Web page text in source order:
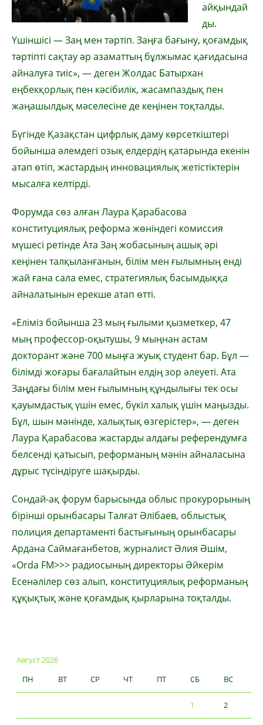
айқындай
ды.
Үшіншісі — Заң мен тәртіп. Заңға бағыну, қоғамдық
тәртіпті сақтау әр азаматтың бұлжымас қағидасына
айналуға тиіс», — деген Жолдас Батырхан
еңбекқорлық пен кәсібилік, жасампаздық пен
жаңашылдық мәселесіне де кеңінен тоқталды.
Бүгінде Қазақстан цифрлық даму көрсеткіштері
бойынша әлемдегі озық елдердің қатарында екенін
атап өтіп, жастардың инновациялық жетістіктерін
мысалға келтірді.
Форумда сөз алған Лаура Қарабасова
конституциялық реформа жөніндегі комиссия
мүшесі ретінде Ата Заң жобасының ашық әрі
кеңінен талқыланғанын, білім мен ғылымның енді
жай ғана сала емес, стратегиялық басымдыққа
айналатынын ерекше атап өтті.
«Еліміз бойынша 23 мың ғылыми қызметкер, 47
мың профессор-оқытушы, 9 мыңнан астам
докторант және 700 мыңға жуық студент бар. Бұл —
білімді жоғары бағалайтын елдің зор әлеуеті. Ата
Заңдағы білім мен ғылымның құндылығы тек осы
қауымдастық үшін емес, бүкіл халық үшін маңызды.
Бұл, шын мәнінде, халықтық өзгерістер», — деген
Лаура Қарабасова жастарды алдағы референдумға
белсенді қатысып, реформаның мәнін айналасына
дұрыс түсіндіруге шақырды.
Сондай-ақ форум барысында облыс прокурорының
бірінші орынбасары Талғат Әлібаев, облыстық
полиция департаменті бастығының орынбасары
Ардана Саймағанбетов, журналист Әлия Әшім,
«Orda FM>>> радиосының директоры Әйкерім
Есенәлілер сөз алып, конституциялық реформаның
құқықтық және қоғамдық қырларына тоқталды.
Август 2026
ПН
ВТ СР ЧТ ПТ СБ ВС
1 2